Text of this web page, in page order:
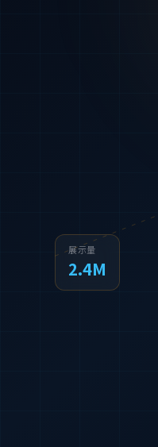
展示量
2.4M